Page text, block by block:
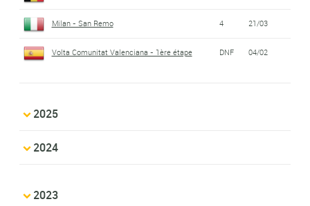
Milan - San Remo 4 21/03
Volta Comunitat Valenciana - 1ère étape DNF 04/02
2025
2024
2023